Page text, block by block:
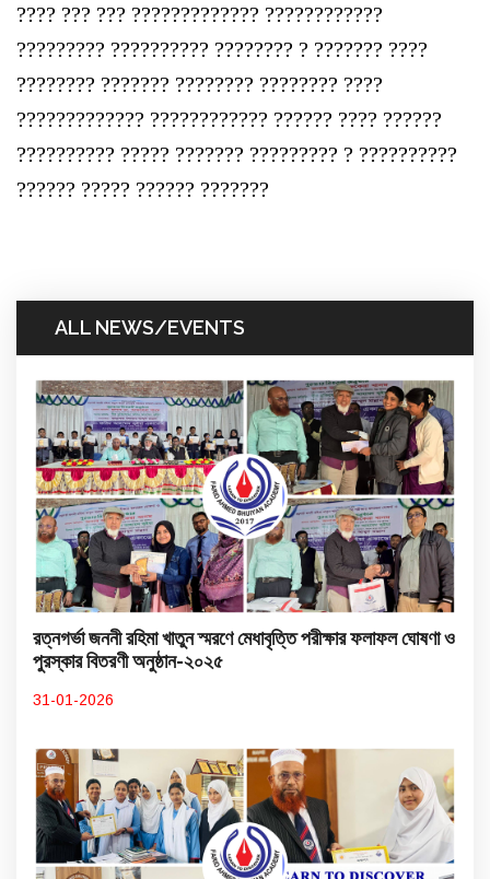
???? ??? ??? ????????????? ????????????
????????? ?????????? ???????? ? ?‍?????? ????
???????? ??????? ???????? ???????? ????
????????????? ???????????? ?????? ???? ??????
?????????? ????? ??????? ????????? ? ??????????
?????? ????? ?????? ???????
ALL NEWS/EVENTS
রত্নগর্ভা জননী রহিমা খাতুন স্মরণে মেধাবৃত্তি পরীক্ষার ফলাফল ঘোষণা ও
পুরস্কার বিতরণী অনুষ্ঠান-২০২৫
31-01-2026